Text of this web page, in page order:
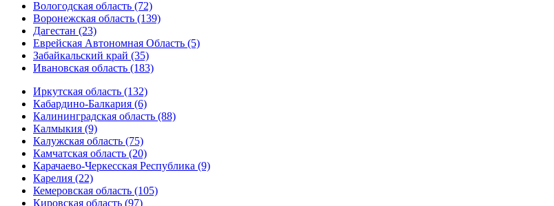
Вологодская область (72)
Воронежская область (139)
Дагестан (23)
Еврейская Автономная Область (5)
Забайкальский край (35)
Ивановская область (183)
Иркутская область (132)
Кабардино-Балкария (6)
Калининградская область (88)
Калмыкия (9)
Калужская область (75)
Камчатская область (20)
Карачаево-Черкесская Республика (9)
Карелия (22)
Кемеровская область (105)
Кировская область (97)